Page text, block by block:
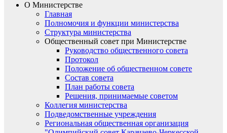
О Министерстве
Главная
Полномочия и функции министерства
Структура министерства
Общественный совет при Министерстве
Руководство общественного совета
Протокол
Положение об общественном совете
Состав совета
План работы совета
Решения, принимаемые советом
Коллегия министерства
Подведомственные учреждения
Региональная общественная организация